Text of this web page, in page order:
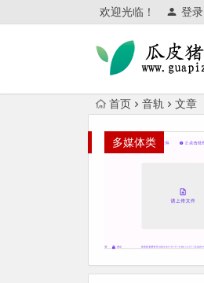
欢迎光临！ 登录
首页 音轨 文章
多媒体类